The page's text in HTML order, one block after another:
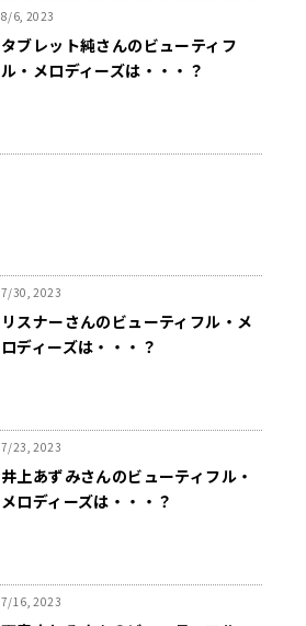
8/6, 2023
タブレット純さんのビューティフ
ル・メロディーズは・・・？
7/30, 2023
リスナーさんのビューティフル・メ
ロディーズは・・・？
7/23, 2023
井上あずみさんのビューティフル・
メロディーズは・・・？
7/16, 2023